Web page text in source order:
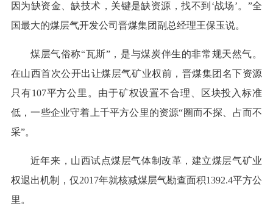
因为缺资金、缺技术，关键是缺资源，找不到‘战场’。”全
国最大的煤层气开发公司晋煤集团副总经理王保玉说。
煤层气俗称“瓦斯”，是与煤炭伴生的非常规天然气。
在山西首次公开出让煤层气矿业权前，晋煤集团名下资源
只有107平方公里。由于矿权设置不合理、区块投入标准
低，一些企业守着上千平方公里的资源“圈而不探、占而不
采”。
近年来，山西试点煤层气体制改革，建立煤层气矿业
权退出机制，仅2017年就核减煤层气勘查面积1392.4平方公
里。